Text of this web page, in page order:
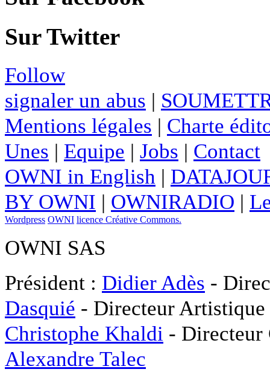
Sur Twitter
Follow
signaler un abus |
Mentions légales | Charte
Unes | Equipe | Jobs | Contact
OWNI in English |
BY OWNI | OWNIRADIO |
Wordpress OWNI licence Créative Commons.
OWNI SAS
Président : Didier Adès -
Dasquié - Directeur
Christophe Khaldi -
Alexandre Talec